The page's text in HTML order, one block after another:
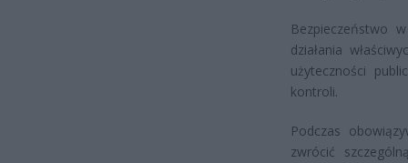
Bezpieczeństwo
działania
użyteczności
kontroli.
Podczas
zwrócić